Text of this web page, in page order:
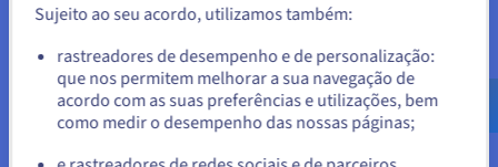
América do Norte
(EUA - Oeste -
Hillsboro)
Ásia-Pacífico
(Singapura -
Singapura)
ap-southeast-sgp
Aceder ao website do Estados Unidos
us.ovhcloud.com/network Inglês USD - $
ou
Sujeito ao seu acordo, utilizamos também:
rastreadores de desempenho e de personalização:
que nos permitem melhorar a sua navegação de
acordo com as suas preferências e utilizações, bem
como medir o desempenho das nossas páginas;